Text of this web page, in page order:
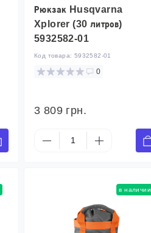
Рюкзак Husqvarna
Xplorer (30 литров)
5932582-01
Код товара: 5932582-01
0
3 809 грн.
в наличии